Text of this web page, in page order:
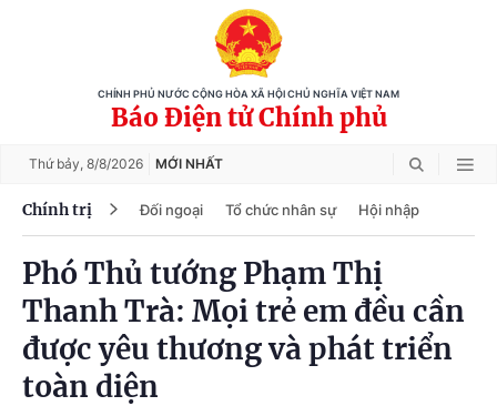
CHÍNH PHỦ NƯỚC CỘNG HÒA XÃ HỘI CHỦ NGHĨA VIỆT NAM
Báo Điện tử Chính phủ
Thứ bảy, 8/8/2026 MỚI NHẤT
Chính trị Đối ngoại Tổ chức nhân sự Hội nhập
Phó Thủ tướng Phạm Thị
Thanh Trà: Mọi trẻ em đều cần
được yêu thương và phát triển
toàn diện